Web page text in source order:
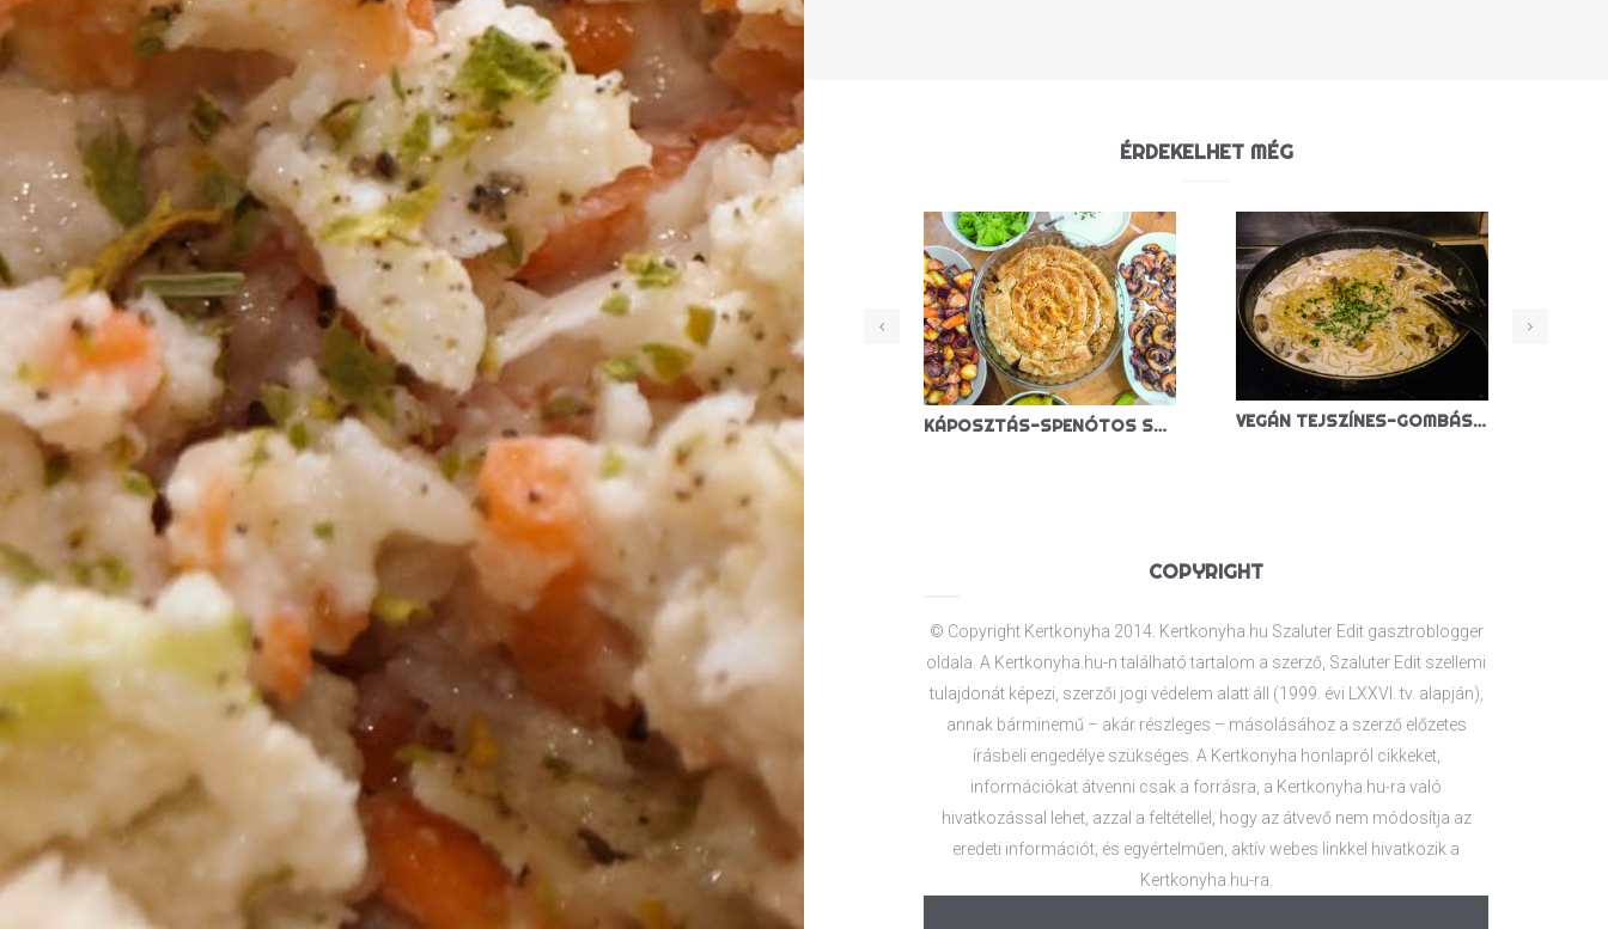
ÉRDEKELHET MÉG
KÁPOSZTÁS-SPENÓTOS SPANAKOPITA VEGÁN TEJSZÍNES-GOMBÁS TÉSZTA
SZÉKELYKÁPOSZTA (VEGÁN)
COPYRIGHT
© Copyright Kertkonyha 2014. Kertkonyha.hu Szaluter Edit gasztroblogger
oldala. A Kertkonyha.hu-n található tartalom a szerző, Szaluter Edit szellemi
tulajdonát képezi, szerzői jogi védelem alatt áll (1999. évi LXXVI. tv. alapján),
annak bárminemű – akár részleges – másolásához a szerző előzetes
írásbeli engedélye szükséges. A Kertkonyha honlapról cikkeket,
információkat átvenni csak a forrásra, a Kertkonyha.hu-ra való
hivatkozással lehet, azzal a feltétellel, hogy az átvevő nem módosítja az
eredeti információt, és egyértelműen, aktív webes linkkel hivatkozik a
Kertkonyha.hu-ra.